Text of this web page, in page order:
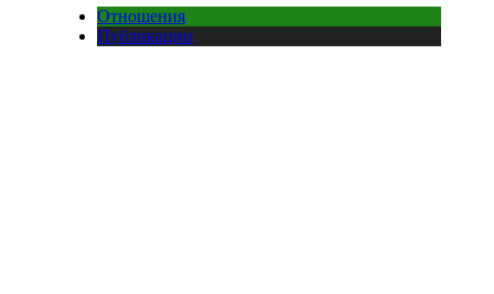
Отношения
Публикации